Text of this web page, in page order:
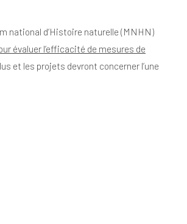
national d’Histoire naturelle (MNHN)
évaluer l’efficacité de mesures de
et les projets devront concerner l’une